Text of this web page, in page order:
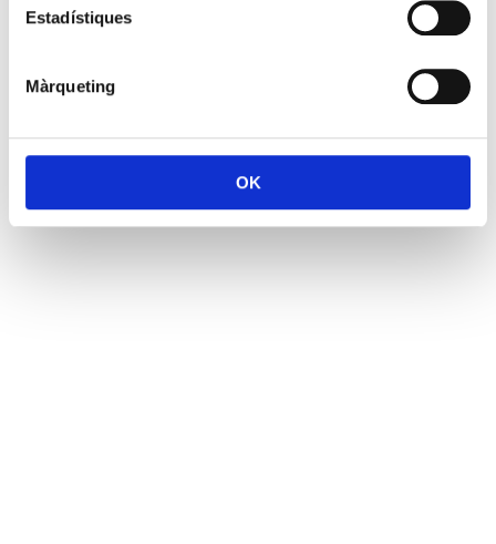
Estadístiques
Màrqueting
OK